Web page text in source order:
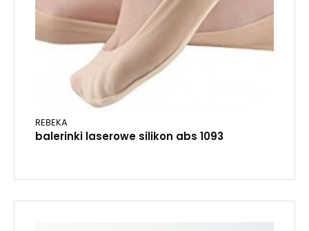
REBEKA
balerinki laserowe silikon abs 1093